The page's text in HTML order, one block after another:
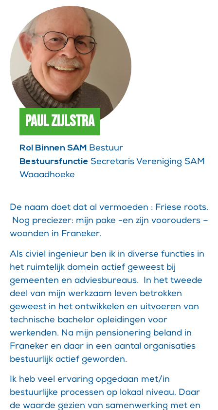
Paul Zijlstra
Rol Binnen SAM Bestuur
Bestuursfunctie Secretaris Vereniging SAM
Waaadhoeke
De naam doet dat al vermoeden : Friese roots.
Nog preciezer: mijn pake -en zijn voorouders –
woonden in Franeker.
Als civiel ingenieur ben ik in diverse functies in
het ruimtelijk domein actief geweest bij
gemeenten en adviesbureaus. In het tweede
deel van mijn werkzaam leven betrokken
geweest in het ontwikkelen en uitvoeren van
technische bachelor opleidingen voor
werkenden. Na mijn pensionering beland in
Franeker en daar in een aantal organisaties
bestuurlijk actief geworden.
Ik heb veel ervaring opgedaan met/in
bestuurlijke processen op lokaal niveau. Daar
de waarde gezien van samenwerking met en